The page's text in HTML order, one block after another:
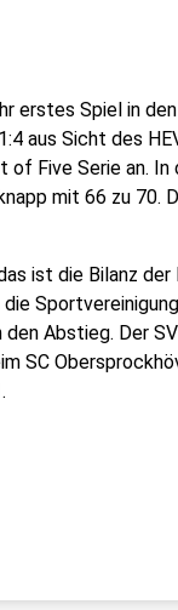
erstes Spiel in
aus Sicht des
Five Serie an.
mit 66 zu 70.
ist die Bilanz
Abstieg. Der
SC